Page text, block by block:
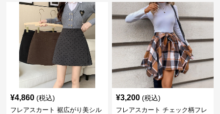
¥4,860 (税込)
フレアスカート 裾広がり美シル
¥3,200 (税込)
フレアスカート チェック柄フレ